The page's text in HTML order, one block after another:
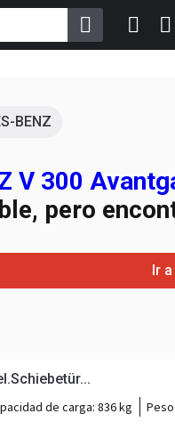
BENZ
V 300
pero
Ir
de carga: 836 kg